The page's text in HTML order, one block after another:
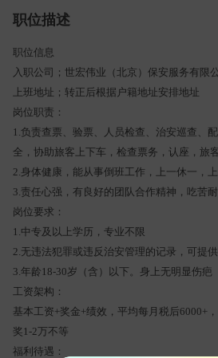
职位描述
职位信息
入职公司；世宏伟业（北京）保安服务有限
上班地址；转正后根据户籍地址安排地址
岗位职责：
1.负责查票、验票、人员检查、治安巡查、
全，协助旅客上下车，检查票务，认座，旅
2.身体健康，能从事倒班工作，上一休一，
3.责任心强，有良好的团队合作精神，吃苦
岗位要求：
1.中专及以上学历，专业不限
2.无违法犯罪或违反治安管理的记录，可提
3.年龄18-30岁（含）以下。身上无明显伤疤
工资架构：
基本工资+奖金+绩效，平均每月税后6000+
奖1-2万不等
福利待遇：